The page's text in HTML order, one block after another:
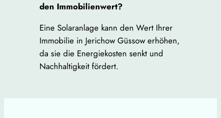
den Immobilienwert?
Eine Solaranlage kann den Wert Ihrer
Immobilie in Jerichow Güssow erhöhen,
da sie die Energiekosten senkt und
Nachhaltigkeit fördert.